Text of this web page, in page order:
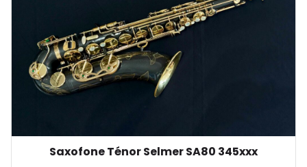
Saxofone Ténor Selmer SA80 345xxx